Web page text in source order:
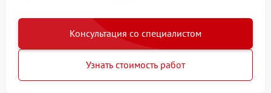
Консультация со специалистом
Узнать стоимость работ